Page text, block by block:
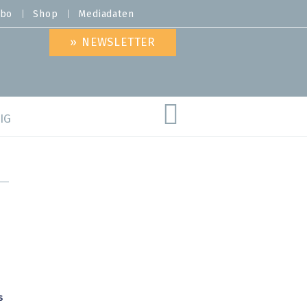
Shop Mediadaten
» NEWSLETTER